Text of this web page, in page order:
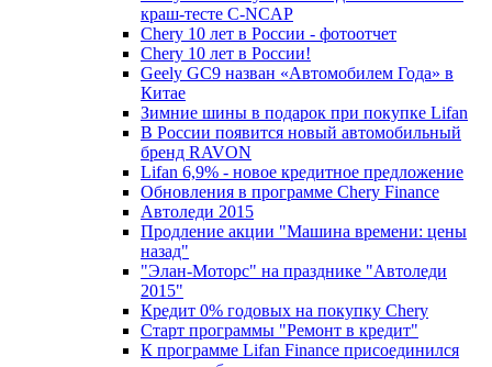
краш-тесте C-NCAP
Chery 10 лет в России - фотоотчет
Chery 10 лет в России!
Geely GC9 назван «Автомобилем Года» в
Китае
Зимние шины в подарок при покупке Lifan
В России появится новый автомобильный
бренд RAVON
Lifan 6,9% - новое кредитное предложение
Обновления в программе Chery Finance
Автоледи 2015
Продление акции "Машина времени: цены
назад"
"Элан-Моторс" на празднике "Автоледи
2015"
Кредит 0% годовых на покупку Chery
Старт программы "Ремонт в кредит"
К программе Lifan Finance присоединился